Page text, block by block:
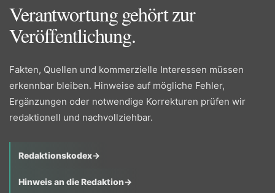
Verantwortung gehört zur
Veröffentlichung.
Fakten, Quellen und kommerzielle Interessen müssen
erkennbar bleiben. Hinweise auf mögliche Fehler,
Ergänzungen oder notwendige Korrekturen prüfen wir
redaktionell und nachvollziehbar.
Redaktionskodex→
Hinweis an die Redaktion→